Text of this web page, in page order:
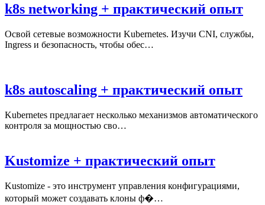
k8s networking + практический опыт
Освой сетевые возможности Kubernetes. Изучи CNI, службы,
Ingress и безопасность, чтобы обес…
k8s autoscaling + практический опыт
Kubernetes предлагает несколько механизмов автоматического
контроля за мощностью сво…
Kustomize + практический опыт
Kustomize - это инструмент управления конфигурациями,
который может создавать клоны ф�…